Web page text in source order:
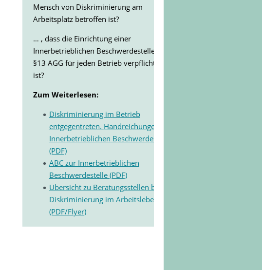
Mensch von Diskriminierung am
Arbeitsplatz betroffen ist?
… , dass die Einrichtung einer
Innerbetrieblichen Beschwerdestelle nach
§13 AGG für jeden Betrieb verpflichtend
ist?
Zum Weiterlesen:
Diskriminierung im Betrieb
entgegentreten. Handreichungen zu
Innerbetrieblichen Beschwerdestellen
(PDF)
ABC zur Innerbetrieblichen
Beschwerdestelle (PDF)
Übersicht zu Beratungsstellen bei
Diskriminierung im Arbeitsleben
(PDF/Flyer)